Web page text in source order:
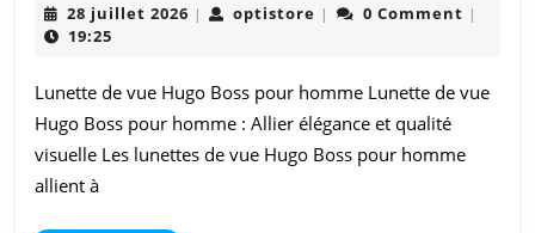
Lunettes
de
Vue
28 juillet 2026 28| optistore optistore
| 0 Comment |
19:25
Lunette de vue Hugo Boss pour homme Lunette de vue
Hugo Boss pour homme : Allier élégance et qualité
visuelle Les lunettes de vue Hugo Boss pour homme
allient à